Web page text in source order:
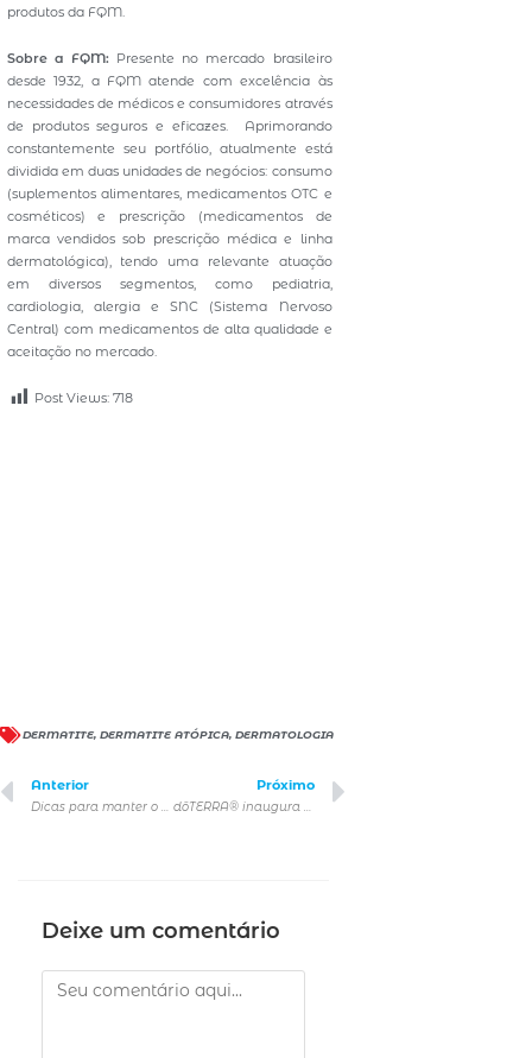
produtos da FQM.
Sobre a FQM: Presente no mercado brasileiro
desde 1932, a FQM atende com excelência às
necessidades de médicos e consumidores através
de produtos seguros e eficazes. Aprimorando
constantemente seu portfólio, atualmente está
dividida em duas unidades de negócios: consumo
(suplementos alimentares, medicamentos OTC e
cosméticos) e prescrição (medicamentos de
marca vendidos sob prescrição médica e linha
dermatológica), tendo uma relevante atuação
em diversos segmentos, como pediatria,
cardiologia, alergia e SNC (Sistema Nervoso
Central) com medicamentos de alta qualidade e
aceitação no mercado.
Post Views: 718
DERMATITE, DERMATITE ATÓPICA, DERMATOLOGIA
Anterior Próximo
Deixe um comentário